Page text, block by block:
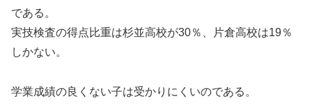
である。
実技検査の得点比重は杉並高校が30％、片倉高校は19％
しかない。
学業成績の良くない子は受かりにくいのである。